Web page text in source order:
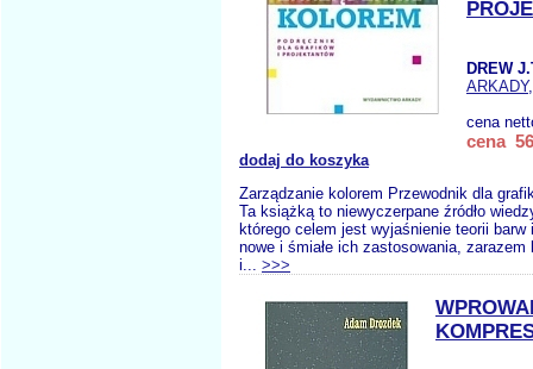
DREW
ARKADY
cena
cena
dodaj do koszyka
Zarządzanie kolorem Przewodnik dla
Ta książką to niewyczerpane źródło
którego celem jest wyjaśnienie teorii barw
nowe i śmiałe ich zastosowania, zarazem
i... >>>